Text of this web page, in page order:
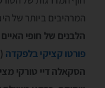
המרהיבים ביותר של
הלבנים של חופי האיים
פורטו קציקי בלפקדה
הסקאלה דיי טורקי